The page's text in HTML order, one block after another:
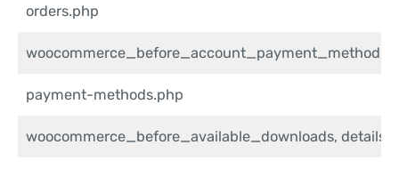
orders.php
woocommerce_before_account_payment_methods,
payment-methods.php
woocommerce_before_available_downloads, details.